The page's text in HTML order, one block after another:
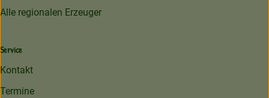
Alle regionalen Erzeuger
Service
Kontakt
Termine